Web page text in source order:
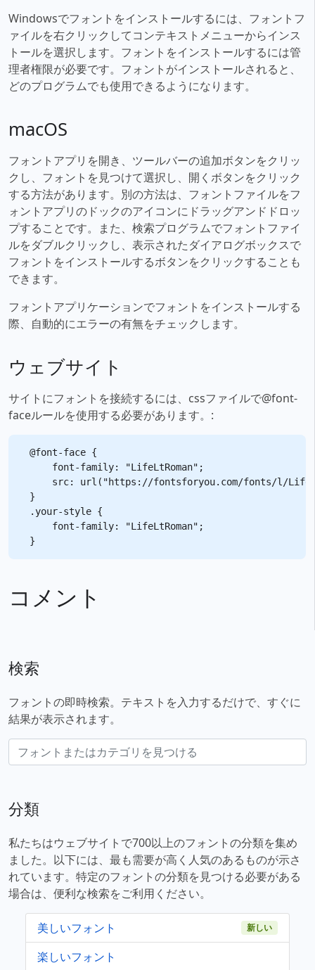
Windowsでフォントをインストールするには、フォントフ
ァイルを右クリックしてコンテキストメニューからインス
トールを選択します。フォントをインストールするには管
理者権限が必要です。フォントがインストールされると、
どのプログラムでも使用できるようになります。
macOS
フォントアプリを開き、ツールバーの追加ボタンをクリッ
クし、フォントを見つけて選択し、開くボタンをクリック
する方法があります。別の方法は、フォントファイルをフ
ォントアプリのドックのアイコンにドラッグアンドドロッ
プすることです。また、検索プログラムでフォントファイ
ルをダブルクリックし、表示されたダイアログボックスで
フォントをインストールするボタンをクリックすることも
できます。
フォントアプリケーションでフォントをインストールする
際、自動的にエラーの有無をチェックします。
ウェブサイト
サイトにフォントを接続するには、cssファイルで@font-
faceルールを使用する必要があります。:
@font-face {
    font-family: "LifeLtRoman";
src: url("https://fontsforyou.com/fonts/l/
}
.your-style {
    font-family: "LifeLtRoman";
コメント
検索
フォントの即時検索。テキストを入力するだけで、すぐに
結果が表示されます。
分類
私たちはウェブサイトで700以上のフォントの分類を集め
ました。以下には、最も需要が高く人気のあるものが示さ
れています。特定のフォントの分類を見つける必要がある
場合は、便利な検索をご利用ください。
美しいフォント 新しい
楽しいフォント